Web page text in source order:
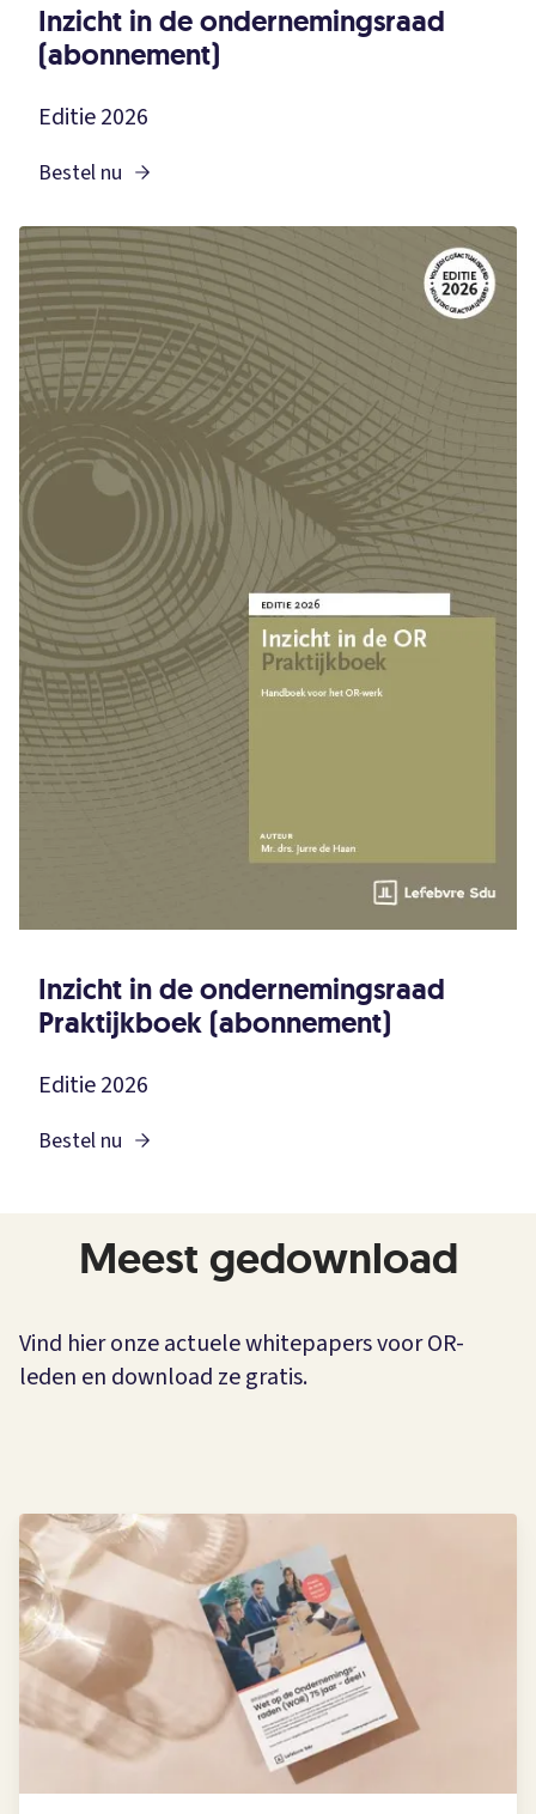
Inzicht in de ondernemingsraad
(abonnement)
Editie 2026
Bestel nu
Inzicht in de ondernemingsraad
Praktijkboek (abonnement)
Editie 2026
Bestel nu
Meest gedownload
Vind hier onze actuele whitepapers voor OR-
leden en download ze gratis.